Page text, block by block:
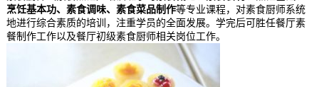
烹饪基本功、素食调味、素食菜品制作等专业课程，对素食厨师系统
地进行综合素质的培训，注重学员的全面发展。学完后可胜任餐厅素
餐制作工作以及餐厅初级素食厨师相关岗位工作。